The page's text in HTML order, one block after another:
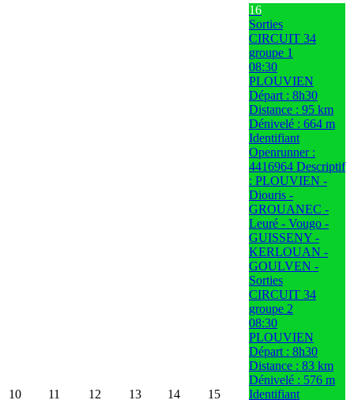
10 11 12 13 14 15
16
Sorties
CIRCUIT 34
groupe 1
08:30
PLOUVIEN
Départ : 8h30
Distance : 95 km
Dénivelé : 664 m
Identifiant
Openrunner :
4416964 Descriptif
: PLOUVIEN -
Diouris -
GROUANEC -
Leuré - Vougo -
GUISSENY -
KERLOUAN -
GOULVEN -
Sorties
CIRCUIT 34
groupe 2
08:30
PLOUVIEN
Départ : 8h30
Distance : 83 km
Dénivelé : 576 m
Identifiant